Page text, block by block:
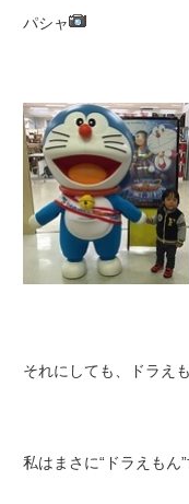
パシャ
それにしても、ドラえ
私はまさに“ドラえもん”